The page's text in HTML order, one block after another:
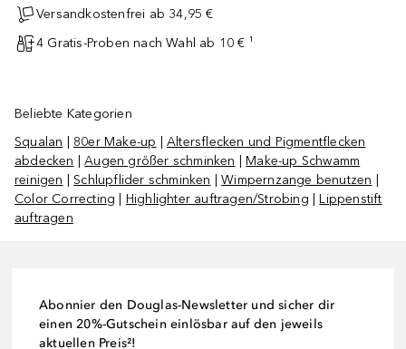
Versandkostenfrei ab 34,95 €
4 Gratis-Proben nach Wahl ab 10 € ¹
Beliebte Kategorien
Squalan
80er Make-up |Altersflecken und Pigmentflecken
abdecken |Augen größer schminken |Make-up Schwamm
reinigen |Schlupflider schminken |Wimpernzange benutzen
Color Correcting
Highlighter auftragen/Strobing |Lippenstift
auftragen
Abonnier den Douglas-Newsletter und sicher dir
einen 20%-Gutschein einlösbar auf den jeweils
aktuellen Preis²!